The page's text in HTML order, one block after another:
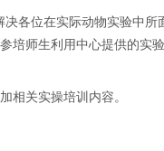
决各位在实际动物实验中
培师生利用中心提供的实
相关实操培训内容。